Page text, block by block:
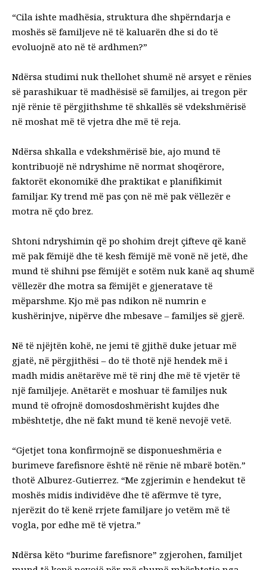
“Cila ishte madhësia, struktura dhe shpërndarja e
moshës së familjeve në të kaluarën dhe si do të
evoluojnë ato në të ardhmen?”
Ndërsa studimi nuk thellohet shumë në arsyet e rënies
së parashikuar të madhësisë së familjes, ai tregon për
një rënie të përgjithshme të shkallës së vdekshmërisë
në moshat më të vjetra dhe më të reja.
Ndërsa shkalla e vdekshmërisë bie, ajo mund të
kontribuojë në ndryshime në normat shoqërore,
faktorët ekonomikë dhe praktikat e planifikimit
familjar. Ky trend më pas çon në më pak vëllezër e
motra në çdo brez.
Shtoni ndryshimin që po shohim drejt çifteve që kanë
më pak fëmijë dhe të kesh fëmijë më vonë në jetë, dhe
mund të shihni pse fëmijët e sotëm nuk kanë aq shumë
vëllezër dhe motra sa fëmijët e gjeneratave të
mëparshme. Kjo më pas ndikon në numrin e
kushërinjve, nipërve dhe mbesave – familjes së gjerë.
Në të njëjtën kohë, ne jemi të gjithë duke jetuar më
gjatë, në përgjithësi – do të thotë një hendek më i
madh midis anëtarëve më të rinj dhe më të vjetër të
një familjeje. Anëtarët e moshuar të familjes nuk
mund të ofrojnë domosdoshmërisht kujdes dhe
mbështetje, dhe në fakt mund të kenë nevojë vetë.
“Gjetjet tona konfirmojnë se disponueshmëria e
burimeve farefisnore është në rënie në mbarë botën.”
thotë Alburez-Gutierrez. “Me zgjerimin e hendekut të
moshës midis individëve dhe të afërmve të tyre,
njerëzit do të kenë rrjete familjare jo vetëm më të
vogla, por edhe më të vjetra.”
Ndërsa këto “burime farefisnore” zgjerohen, familjet